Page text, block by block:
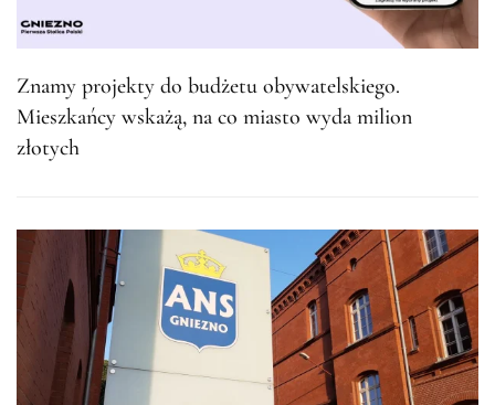
Znamy projekty do budżetu obywatelskiego.
Mieszkańcy wskażą, na co miasto wyda milion
złotych